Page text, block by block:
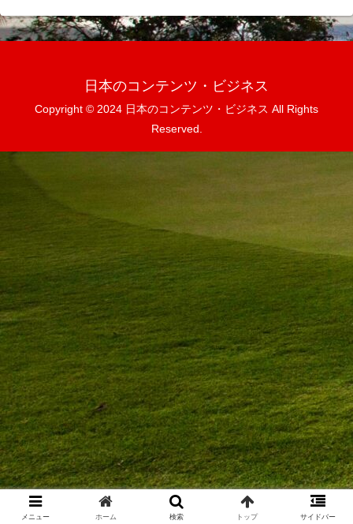
日本のコンテンツ・ビジネス
Copyright © 2024 日本のコンテンツ・ビジネス All Rights
Reserved.
メニュー ホーム 検索 トップ サイドバー